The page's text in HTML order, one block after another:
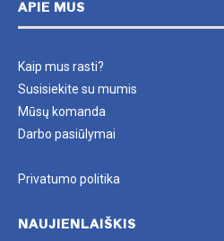
APIE MUS
Kaip mus rasti?
Susisiekite su mumis
Mūsų komanda
Darbo pasiūlymai
Privatumo politika
NAUJIENLAIŠKIS